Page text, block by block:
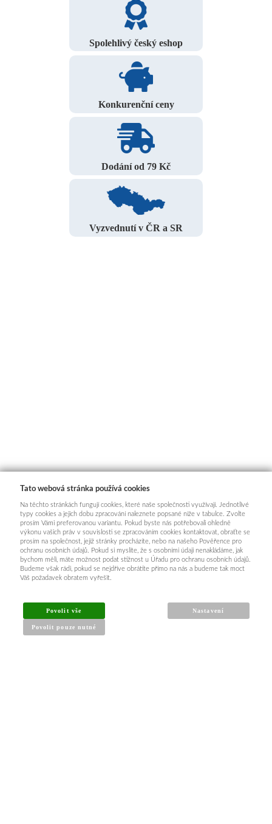
Spolehlivý český eshop
Konkurenční ceny
Dodání od 79 Kč
Vyzvednutí v ČR a SR
Tato webová stránka používá cookies
Na těchto stránkách fungují cookies, které naše společnosti využívají. Jednotlivé
typy cookies a jejich dobu zpracování naleznete popsané níže v tabulce. Zvolte
prosím Vámi preferovanou variantu. Pokud byste nás potřebovali ohledně
výkonu vašich práv v souvislosti se zpracováním cookies kontaktovat, obraťte se
prosím na společnost, jejíž stránky procházíte, nebo na našeho Pověřence pro
ochranu osobních údajů. Pokud si myslíte, že s osobními údaji nenakládáme, jak
bychom měli, máte možnost podat stížnost u Úřadu pro ochranu osobních údajů.
Budeme však rádi, pokud se nejdříve obrátíte přímo na nás a budeme tak moct
Váš požadavek obratem vyřešit.
Povolit vše
Povolit pouze nutné
Nastavení